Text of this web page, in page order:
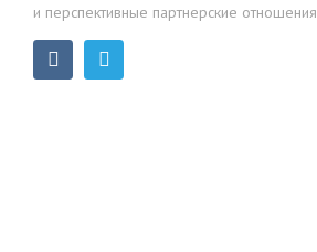
и перспективные партнерские отношения